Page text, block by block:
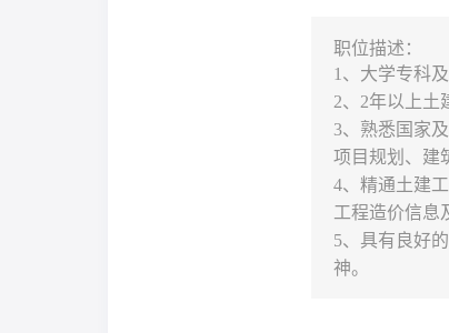
职位描述：
1、大学专科
2、2年以上土
3、熟悉国家
项目规划、建
4、精通土建
工程造价信息
5、具有良好
神。